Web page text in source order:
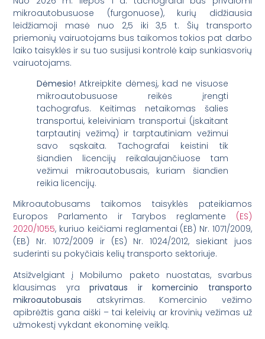
mikroautobusuose (furgonuose), kurių didžiausia
leidžiamoji masė nuo 2,5 iki 3,5 t. Šių transporto
priemonių vairuotojams bus taikomos tokios pat darbo
laiko taisyklės ir su tuo susijusi kontrolė kaip sunkiasvorių
vairuotojams.
Dėmesio! Atkreipkite dėmesį, kad ne visuose
mikroautobusuose reikės įrengti
tachografus. Keitimas netaikomas šalies
transportui, keleiviniam transportui (įskaitant
tarptautinį vežimą) ir tarptautiniam vežimui
savo sąskaita. Tachografai keistini tik
šiandien licencijų reikalaujančiuose tam
vežimui mikroautobusais, kuriam šiandien
reikia licencijų.
Mikroautobusams taikomos taisyklės pateikiamos
Europos Parlamento ir Tarybos reglamente (ES)
2020/1055, kuriuo keičiami reglamentai (EB) Nr. 1071/2009,
(EB) Nr. 1072/2009 ir (ES) Nr. 1024/2012, siekiant juos
suderinti su pokyčiais kelių transporto sektoriuje.
Atsižvelgiant į Mobilumo paketo nuostatas, svarbus
klausimas yraprivataus ir komercinio transporto
mikroautobusais atskyrimas. Komercinio vežimo
apibrėžtis gana aiški – tai keleivių ar krovinių vežimas už
užmokestį vykdant ekonominę veiklą.